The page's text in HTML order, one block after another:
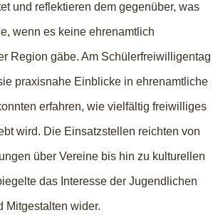
und reflektieren dem gegenüber, was
wenn es keine ehrenamtlich
Region gäbe. Am Schülerfreiwilligentag
praxisnahe Einblicke in ehrenamtliche
erfahren, wie vielfältig freiwilliges
wird. Die Einsatzstellen reichten von
über Vereine bis hin zu kulturellen
das Interesse der Jugendlichen
Mitgestalten wider.